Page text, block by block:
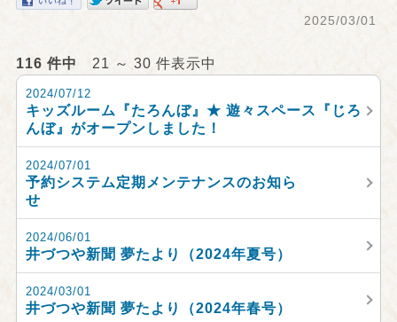
2025/03/01
116 件中 21 ～ 30 件表示中
2024/07/12
キッズルーム『たろんぼ』★ 遊々スペース『じろ
んぼ』がオープンしました！
2024/07/01
予約システム定期メンテナンスのお知ら
せ
2024/06/01
井づつや新聞 夢たより（2024年夏号）
2024/03/01
井づつや新聞 夢たより（2024年春号）